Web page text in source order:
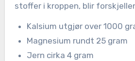
stoffer i kroppen, blir
Kalsium utgjør over 1000
Magnesium rundt 25 gram
Jern cirka 4 gram